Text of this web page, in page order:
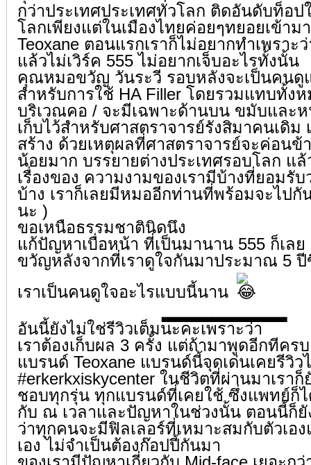
กว่าประเทศประเทศทั่วโลก ติดอันดับท็อ
โลกเพียงแต่ในเมืองไทยค่อยๆทยอยเข้า
Teoxane ตอนแรกเราก็ไม่อยากทำเพราะ
แล้วไม่เวิร์ค 555 ไม่อยากเจ็บอะไรทั้งนั้น
คุณหมอขวัญ วันระวี รอบหลังจะเป็นคนดู
สำหรับการใช้ HA Filler โดยรวมแทบทั้ง
บริเวณคอ / จะมีเฉพาะด้านบน ขมับและห
เก็บไว้สำหรับศาสตราจารย์รังสิมาคนเดิม
สร้าง ด้วยเหตุผลที่ศาสตราจารย์จะค่อนข้
น้อยมาก บรรยายต่างประเทศรอบโลก แ
เรื่องของ ความงามของเรามีบ้างที่ยอมรั
บ้าง เราก็เลยมีหมออีกท่านที่พร้อมจะไป
นะ )
ขอเหนือธรรมชาตินิดนึง
แก้ปัญหาเบื่อหน้า ที่เป็นมานาน 555 ก็เล
ขวัญหลังจากที่เราดูใจกันมาประมาณ 5
เราเป็นคนดูใจอะไรแบบนี้นาน
▂▂▂▂▂▂▂▂▂▂
อันนี้ยังไม่ใช่รีวิวเต็มนะคะเพราะว่า
เราต้องเก็บผล 3 ครั้ง แต่ถ้ามาพูดอีกทีคร
แบรนด์ Teoxane แบรนด์นี้จุดเด่นเคยรีวิ
#erkerkxiskycenter ในชีวิตที่ผ่านมาเราก็
ชอบทุกรุ่น ทุกแบรนด์ที่เคยใช้ ซึ่งแพทย์ก็ไ
กับ ณ เวลาและปัญหาในช่วงนั้น ตอนนี้ก็ยั
ว่าทุกคนจะมีฟิลเลอร์ที่เหมาะสมกับตัวเอง
เอง ไม่จำเป็นต้องก๊อปปี้กันมา